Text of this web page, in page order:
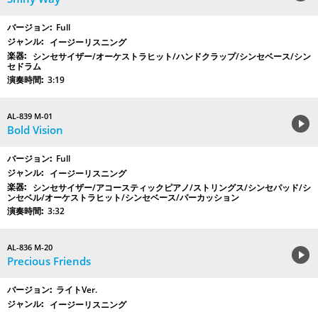
Full
イージーリスニング
シンセサイザー/オーケストラヒット/ハンドクラップ/シンセベース/シン
セドラム
3:19
AL-839 M-01
Bold Vision
Full
イージーリスニング
シンセサイザー/アコースティックピアノ/ストリングス/シンセパッド/シ
ンセベル/オーケストラヒット/シンセベース/パーカッション
3:32
AL-836 M-20
Precious Friends
ライトVer.
イージーリスニング